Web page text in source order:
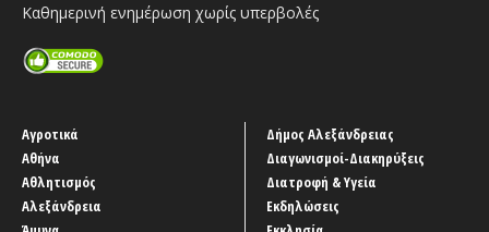
Καθημερινή ενημέρωση χωρίς υπερβολές
Αγροτικά
Αθήνα
Αθλητισμός
Αλεξάνδρεια
Δήμος Αλεξάνδρειας
Διαγωνισμοί-Διακηρύξεις
Διατροφή & Υγεία
Εκδηλώσεις